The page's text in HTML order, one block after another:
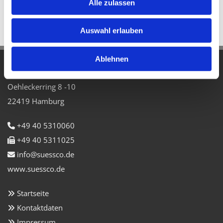
Alle zulassen
Auswahl erlauben
Ablehnen
Lieferung ab Lager Hamburg.
Der Preis versteht sich zuzüglich der gesetzlichen MWSt.
SÜSSCO GmbH & Co. KG
Oehleckerring 8 -10
22419 Hamburg
 +49 40 5310060
 +49 40 5311025
 info@suessco.de
www.suessco.de
 Startseite
 Kontaktdaten